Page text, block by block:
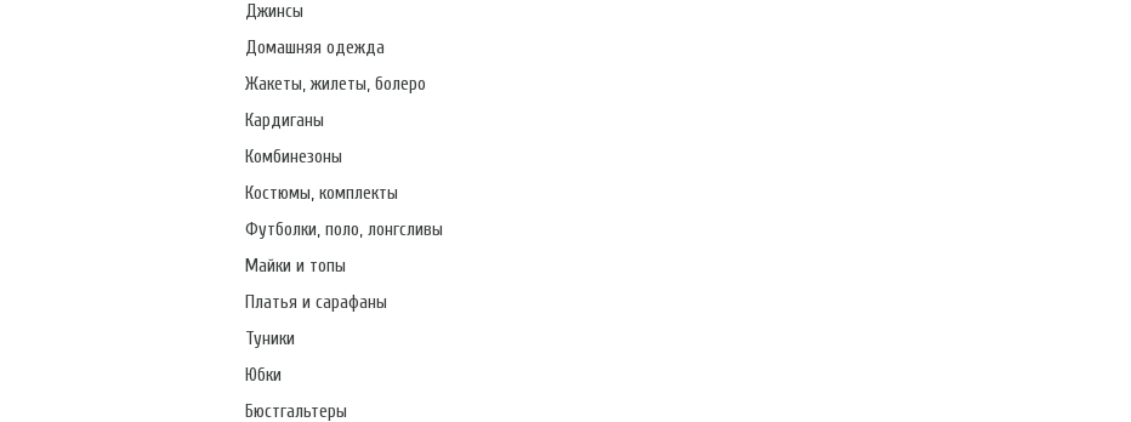
Джинсы
Домашняя одежда
Жакеты, жилеты, болеро
Кардиганы
Комбинезоны
Костюмы, комплекты
Футболки, поло, лонгсливы
Майки и топы
Платья и сарафаны
Туники
Юбки
Бюстгальтеры